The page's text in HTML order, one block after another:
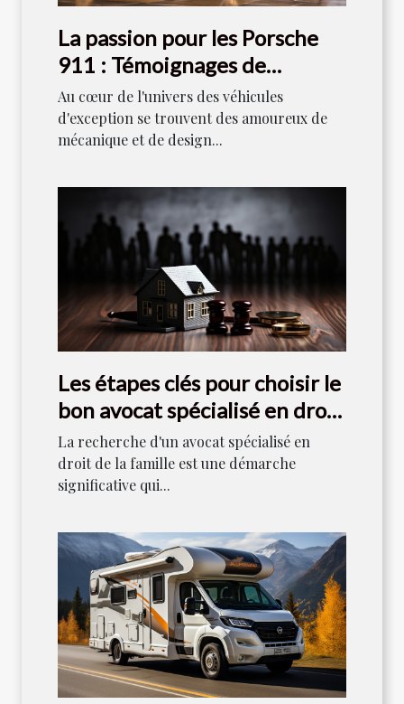
La passion pour les Porsche
911 : Témoignages de
collectionneurs
Au cœur de l'univers des véhicules
d'exception se trouvent des amoureux de
mécanique et de design...
Les étapes clés pour choisir le
bon avocat spécialisé en droit
de la famille
La recherche d'un avocat spécialisé en
droit de la famille est une démarche
significative qui...